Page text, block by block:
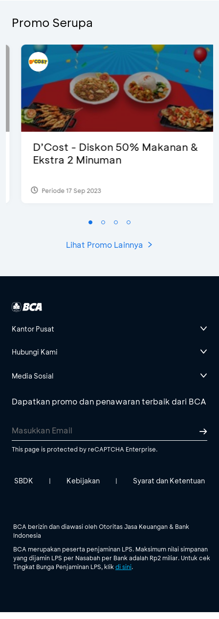
Promo Serupa
D’Cost - Diskon 50% Makanan &
Ekstra 2 Minuman
Periode 17 Sep 2023
Lihat Promo Lainnya
Kantor Pusat
Hubungi Kami
Media Sosial
Dapatkan promo dan penawaran terbaik dari BCA
This page is protected by reCAPTCHA Enterprise.
SBDK | Kebijakan | Syarat dan Ketentuan
BCA berizin dan diawasi oleh Otoritas Jasa Keuangan & Bank
Indonesia
BCA merupakan peserta penjaminan LPS. Maksimum nilai simpanan
yang dijamin LPS per Nasabah per Bank adalah Rp2 miliar. Untuk cek
Tingkat Bunga Penjaminan LPS, klik di sini.